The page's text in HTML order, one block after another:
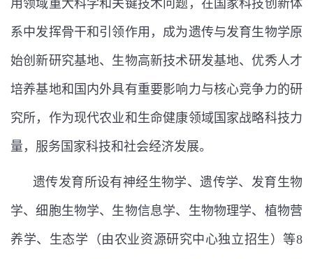
用领域重大科学和关键技术问题，在国家科技创新体
系中发挥骨干和引领作用，成为遗传与发育生物学原
始创新研究基地、生物高新技术研发基地、优秀人才
培养基地和国内外具有重要影响力与核心竞争力的研
究所，作为现代农业和生命健康领域国家战略科技力
量，服务国家科技和社会经济发展。
遗传发育所设有神经生物学、遗传学、发育生物
学、细胞生物学、生物信息学、生物物理学、植物营
养学、生态学（由农业资源研究中心独立招生）等8